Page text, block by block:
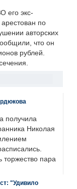
его экс-
по
авторских
что он
рублей.
получила
Николая
торжество пара
"Удивило